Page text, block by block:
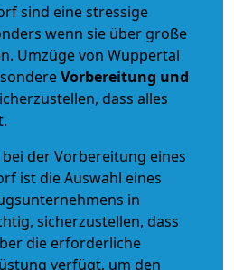
sind eine stressige
wenn sie über große
Umzüge von Wuppertal
Vorbereitung und
dass alles
der Vorbereitung eines
ist die Auswahl eines
in
sicherzustellen, dass
die erforderliche
verfügt, um den